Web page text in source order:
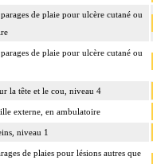
de plaie pour ulcère cutané ou
de plaie pour ulcère cutané ou
la tête et le cou, niveau 4
externe, en ambulatoire
niveau 1
de plaies pour lésions autres que